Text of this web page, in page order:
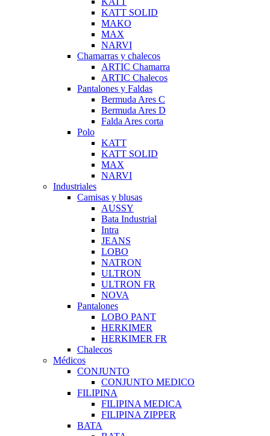
KATT SOLID
MAKO
MAX
NARVI
Chamarras y chalecos
ARTIC Chamarra
ARTIC Chalecos
Pantalones y Faldas
Bermuda Ares C
Bermuda Ares D
Falda Ares corta
Polo
KATT
KATT SOLID
MAX
NARVI
Industriales
Camisas y blusas
AUSSY
Bata Industrial
Intra
JEANS
LOBO
NATRON
ULTRON
ULTRON FR
NOVA
Pantalones
LOBO PANT
HERKIMER
HERKIMER FR
Chalecos
Médicos
CONJUNTO
CONJUNTO MEDICO
FILIPINA
FILIPINA MEDICA
FILIPINA ZIPPER
BATA